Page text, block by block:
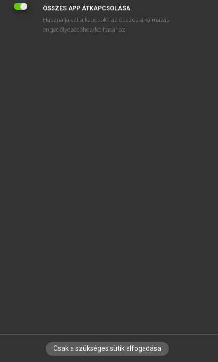
souritage
IRATKOZZ FEL HÍRLEVELÜNKRE!
ÖSSZES APP ÁTKAPCSOLÁSA
Használja ezt a kapcsolót az összes alkalmazás
engedélyezéséhez/letiltásához.
Csak a szükséges sütik elfogadása